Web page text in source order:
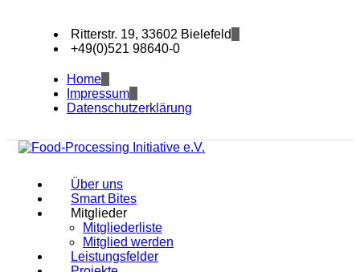
Ritterstr. 19, 33602 Bielefeld
+49(0)521 98640-0
Home
Impressum
Datenschutzerklärung
Über uns
Smart Bites
Mitglieder
Mitgliederliste
Mitglied werden
Leistungsfelder